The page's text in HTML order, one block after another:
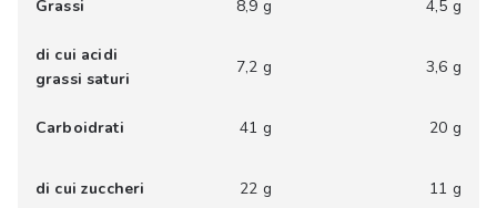
Grassi 8,9 g 4,5 g
di cui acidi
grassi saturi
7,2 g 3,6 g
Carboidrati 41 g 20 g
di cui zuccheri 22 g 11 g